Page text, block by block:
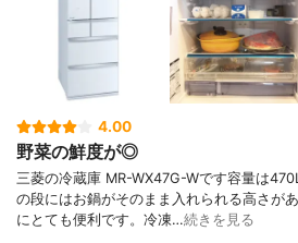
4.00
野菜の鮮度が◎
三菱の冷蔵庫 MR-WX47G-Wです容量は
の段にはお鍋がそのまま入れられる高さが
にとても便利です。冷凍…続きを見る